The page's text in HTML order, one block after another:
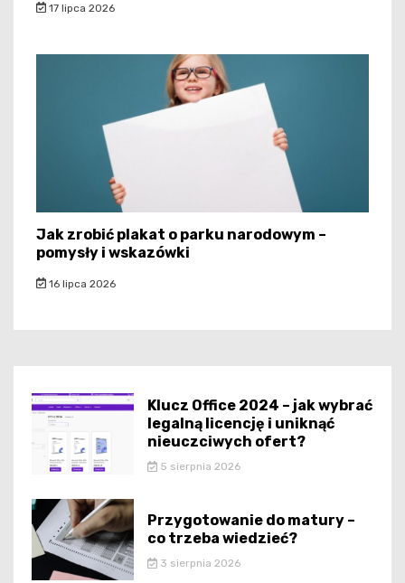
17 lipca 2026
Jak zrobić plakat o parku narodowym –
pomysły i wskazówki
16 lipca 2026
Klucz Office 2024 – jak wybrać
legalną licencję i uniknąć
nieuczciwych ofert?
5 sierpnia 2026
Przygotowanie do matury –
co trzeba wiedzieć?
3 sierpnia 2026